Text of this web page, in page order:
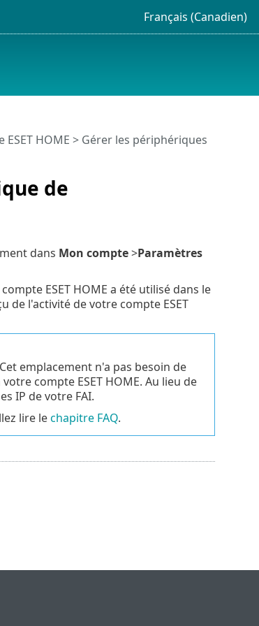
Français (Canadien)
de
HOME > Gérer les périphériques
dans Mon compte>Paramètres
ESET HOME a été utilisé dans le
de l'activité de votre compte ESET
emplacement n'a pas besoin de
compte ESET HOME. Au lieu de
IP de votre FAI.
lire lechapitre FAQ.